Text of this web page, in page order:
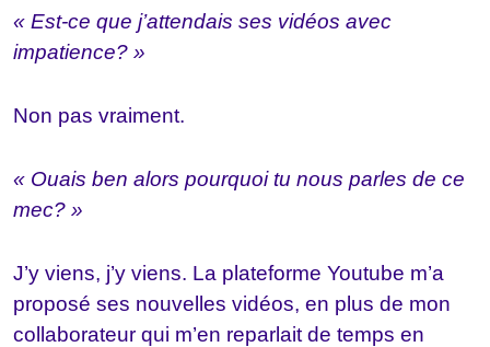
« Est-ce que j’attendais ses vidéos avec
impatience? »
Non pas vraiment.
« Ouais ben alors pourquoi tu nous parles de ce
mec? »
J’y viens, j’y viens. La plateforme Youtube m’a
proposé ses nouvelles vidéos, en plus de mon
collaborateur qui m’en reparlait de temps en